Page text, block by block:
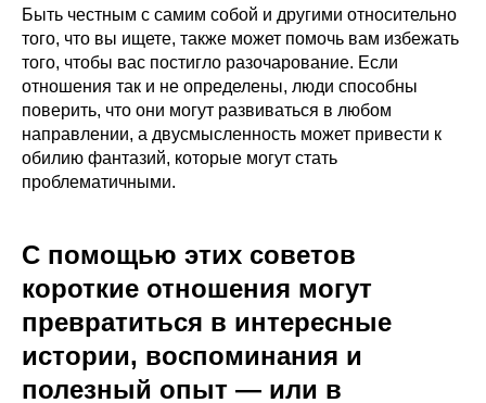
Быть честным с самим собой и другими относительно
того, что вы ищете, также может помочь вам избежать
того, чтобы вас постигло разочарование. Если
отношения так и не определены, люди способны
поверить, что они могут развиваться в любом
направлении, а двусмысленность может привести к
обилию фантазий, которые могут стать
проблематичными.
С помощью этих советов
короткие отношения могут
превратиться в интересные
истории, воспоминания и
полезный опыт — или в